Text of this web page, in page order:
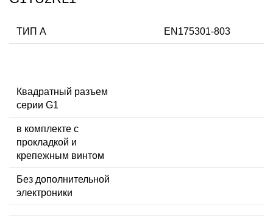
ТИП А EN175301-803
Квадратный разъем
серии G1
в комплекте с
прокладкой и
крепежным винтом
Без дополнительной
электроники